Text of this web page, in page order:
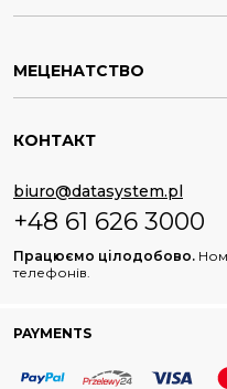
МЕЦЕНАТСТВО
КОНТАКТ
biuro@datasystem.pl
+48 61 626 3000
Працюємо цілодобово.
телефонів.
PAYMENTS